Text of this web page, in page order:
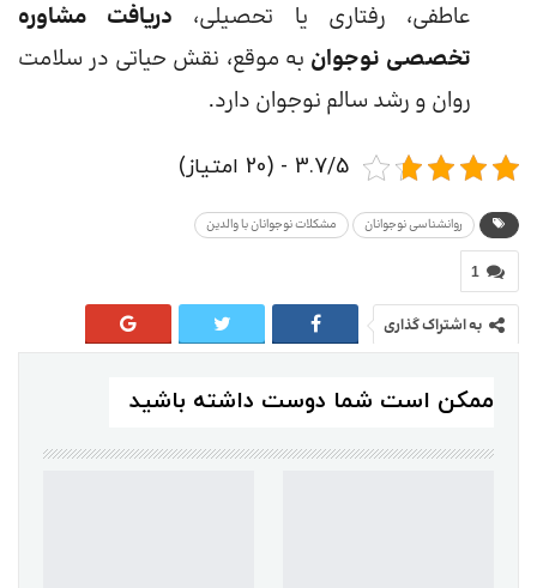
عاطفی، رفتاری یا تحصیلی، دریافت مشاوره
تخصصی نوجوان به موقع، نقش حیاتی در سلامت
روان و رشد سالم نوجوان دارد.
3.7/5 - (20 امتیاز)
روانشناسی نوجوانان مشکلات نوجوانان با والدین
1
به اشتراک گذاری
ممکن است شما دوست داشته باشید